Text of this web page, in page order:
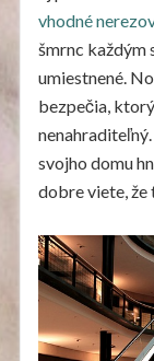
vhodné
šmrnc každým
umiestnené.
bezpečia,
svojho domu
dobre viete, že